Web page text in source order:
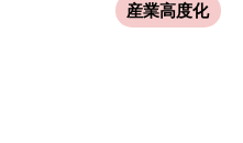
産業高度化